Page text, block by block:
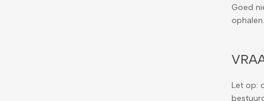
Goed
ophalen.
Let op: